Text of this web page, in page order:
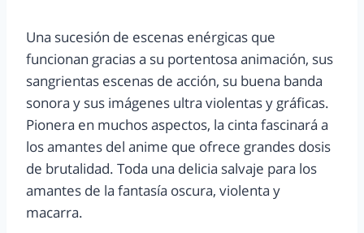
Una sucesión de escenas enérgicas que
funcionan gracias a su portentosa animación, sus
sangrientas escenas de acción, su buena banda
sonora y sus imágenes ultra violentas y gráficas.
Pionera en muchos aspectos, la cinta fascinará a
los amantes del anime que ofrece grandes dosis
de brutalidad. Toda una delicia salvaje para los
amantes de la fantasía oscura, violenta y
macarra.